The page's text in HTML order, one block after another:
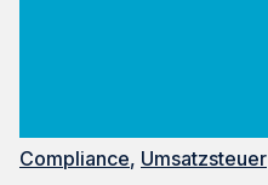
Compliance, Umsatzsteuer